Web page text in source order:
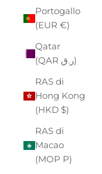
Portogallo
(EUR €)
Qatar
(QAR ر.ق)
RAS di
Hong Kong
(HKD $)
RAS di
Macao
(MOP P)